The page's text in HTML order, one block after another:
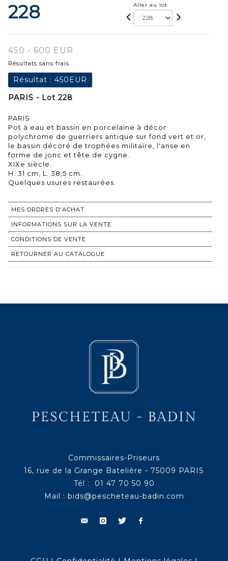
228 Aller au lot
450 - 600 EUR
Résultats sans frais
Résultat : 450EUR
PARIS - Lot 228
PARIS
Pot à eau et bassin en porcelaine à décor
polychrome de guerriers antique sur fond vert et or,
le bassin décoré de trophées militaire, l'anse en
forme de jonc et tête de cygne.
XIXe siècle.
H. 31 cm, L. 38,5 cm.
Quelques usures restaurées.
MES ORDRES D'ACHAT
INFORMATIONS SUR LA VENTE
CONDITIONS DE VENTE
RETOURNER AU CATALOGUE
Commissaires-Priseurs
16, rue de la Grange Batelière - 75009 PARIS
Tél : 01 47 70 50 90
Mail : bids@pescheteau-badin.com